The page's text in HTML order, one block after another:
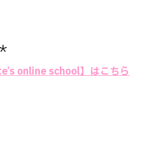
online school】はこちら